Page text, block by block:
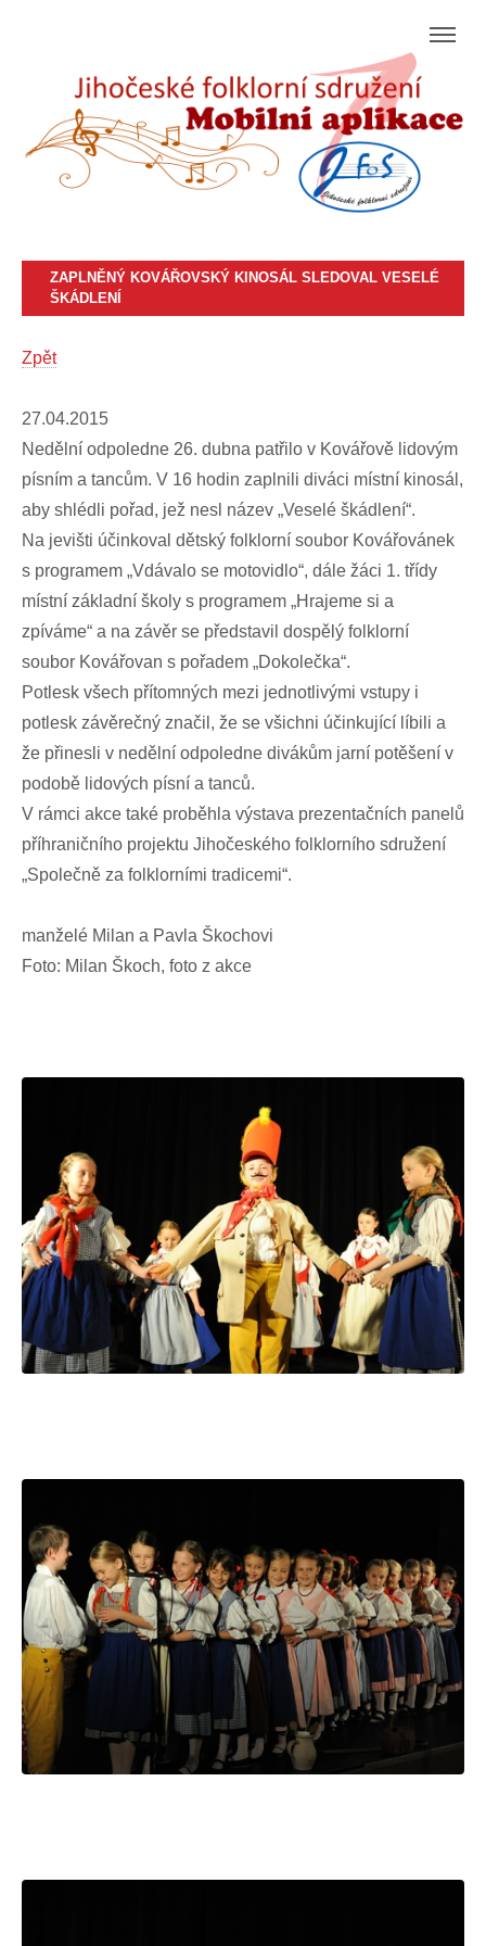
ZAPLNĚNÝ KOVÁŘOVSKÝ KINOSÁL SLEDOVAL VESELÉ
ŠKÁDLENÍ
Zpět
27.04.2015
Nedělní odpoledne 26. dubna patřilo v Kovářově lidovým
písním a tancům. V 16 hodin zaplnili diváci místní kinosál,
aby shlédli pořad, jež nesl název „Veselé škádlení“.
Na jevišti účinkoval dětský folklorní soubor Kovářovánek
s programem „Vdávalo se motovidlo“, dále žáci 1. třídy
místní základní školy s programem „Hrajeme si a
zpíváme“ a na závěr se představil dospělý folklorní
soubor Kovářovan s pořadem „Dokolečka“.
Potlesk všech přítomných mezi jednotlivými vstupy i
potlesk závěrečný značil, že se všichni účinkující líbili a
že přinesli v nedělní odpoledne divákům jarní potěšení v
podobě lidových písní a tanců.
V rámci akce také proběhla výstava prezentačních panelů
příhraničního projektu Jihočeského folklorního sdružení
„Společně za folklorními tradicemi“.
manželé Milan a Pavla Škochovi
Foto: Milan Škoch, foto z akce